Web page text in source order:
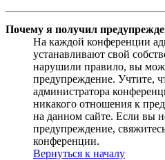
Почему я получил
На каждой конференции
устанавливают свой
нарушили правило, вы
предупреждение. Учтите,
администратора
никакого отношения к
на данном сайте. Если вы
предупреждение,
конференции.
Вернуться к началу